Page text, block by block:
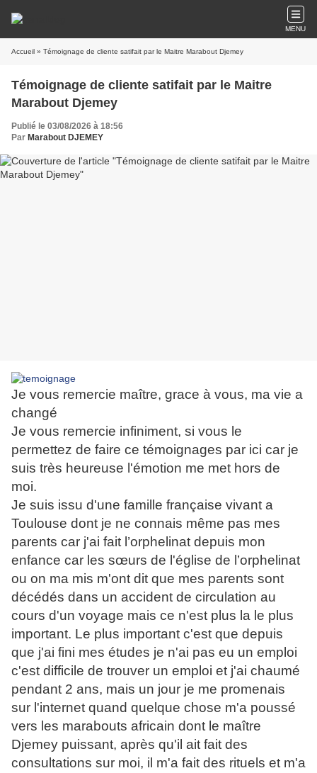
MENU
Accueil » Témoignage de cliente satifait par le Maitre Marabout Djemey
Témoignage de cliente satifait par le Maitre
Marabout Djemey
Publié le 03/08/2026 à 18:56
Par Marabout DJEMEY
Je vous remercie maître, grace à vous, ma vie a
changé
Je vous remercie infiniment, si vous le
permettez de faire ce témoignages par ici car je
suis très heureuse l'émotion me met hors de
moi.
Je suis issu d'une famille française vivant a
Toulouse dont je ne connais même pas mes
parents car j'ai fait l’orphelinat depuis mon
enfance car les sœurs de l'église de l’orphelinat
ou on ma mis m'ont dit que mes parents sont
décédés dans un accident de circulation au
cours d'un voyage mais ce n'est plus la le plus
important. Le plus important c'est que depuis
que j'ai fini mes études je n'ai pas eu un emploi
c'est difficile de trouver un emploi et j'ai chaumé
pendant 2 ans, mais un jour je me promenais
sur l'internet quand quelque chose m'a poussé
vers les marabouts africain dont le maître
Djemey puissant, après qu'il ait fait des
consultations sur moi, il m'a fait des rituels et m'a